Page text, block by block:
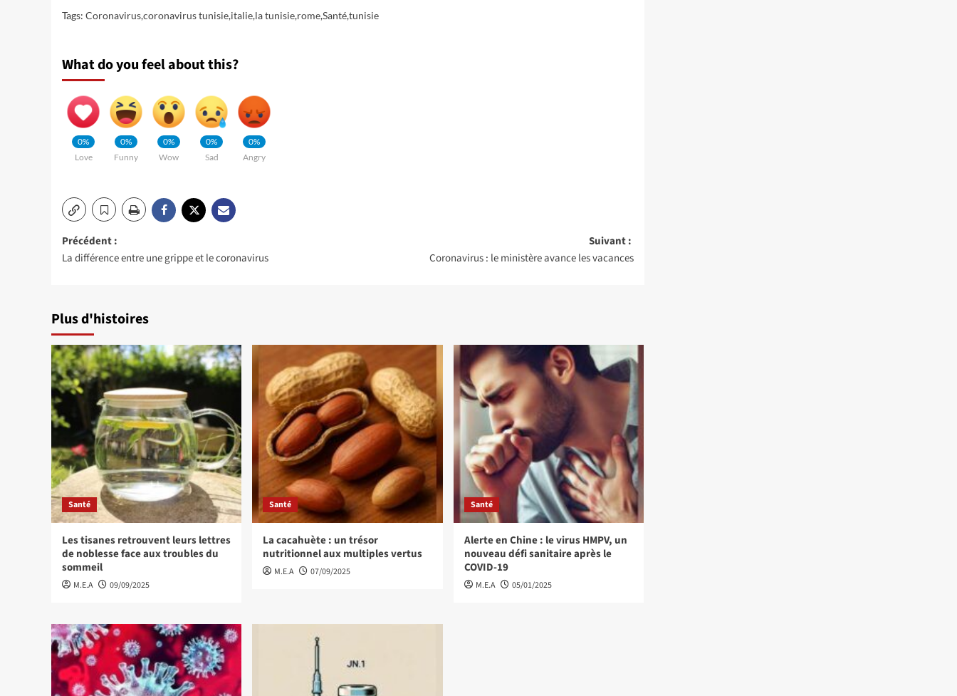
Tags: Coronavirus,coronavirus tunisie,italie,la tunisie,rome,Santé,tunisie
What do you feel about this?
0%
Love
0%
Funny
0%
Wow
0%
Sad
0%
Angry
Navigation
Précédent :
La différence entre une grippe et le coronavirus
Suivant :
Coronavirus : le ministère avance les vacances
Plus d'histoires
Santé
Les tisanes retrouvent leurs lettres
de noblesse face aux troubles du
sommeil
M.E.A 09/09/2025
Santé
La cacahuète : un trésor
nutritionnel aux multiples vertus
M.E.A 07/09/2025
Santé
Alerte en Chine : le virus HMPV, un
nouveau défi sanitaire après le
COVID-19
M.E.A 05/01/2025